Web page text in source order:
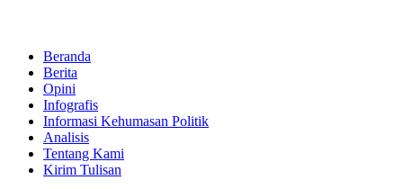
Beranda
Berita
Opini
Infografis
Informasi Kehumasan Politik
Analisis
Tentang Kami
Kirim Tulisan